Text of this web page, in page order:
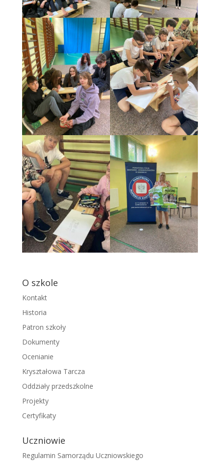
O szkole
Kontakt
Historia
Patron szkoły
Dokumenty
Ocenianie
Kryształowa Tarcza
Oddziały przedszkolne
Projekty
Certyfikaty
Uczniowie
Regulamin Samorządu Uczniowskiego